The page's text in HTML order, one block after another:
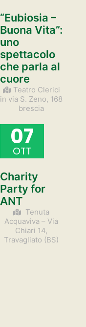
“Eubiosia –
Buona Vita”:
uno
spettacolo
che parla al
cuore
Teatro Clerici
in via S. Zeno, 168
brescia
07
OTT
Charity
Party for
ANT
Tenuta
Acquaviva – Via
Chiari 14,
Travagliato (BS)